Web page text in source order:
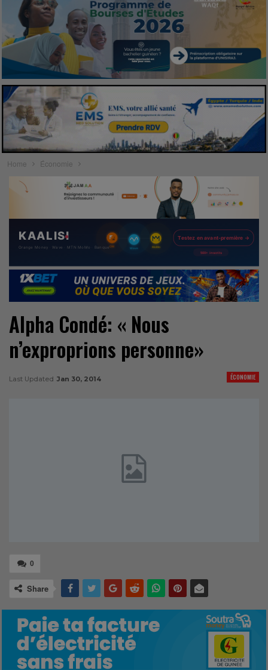
Home Économie
Alpha Condé: « Nous
n’exproprions personne»
ÉCONOMIE
Last Updated Jan 30, 2014
0
Share